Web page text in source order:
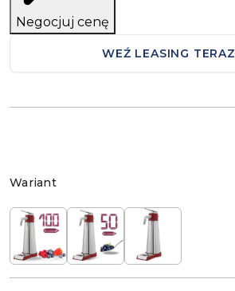
Negocjuj cenę
WEŹ LEASING TERAZ
Wariant
Wariant